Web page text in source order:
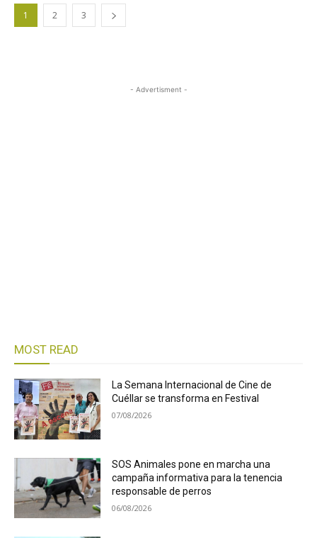
1 2 3
- Advertisment -
MOST READ
La Semana Internacional de Cine de
Cuéllar se transforma en Festival
07/08/2026
SOS Animales pone en marcha una
campaña informativa para la tenencia
responsable de perros
06/08/2026